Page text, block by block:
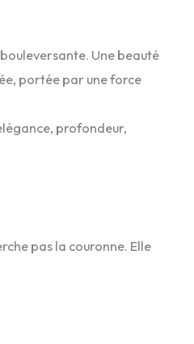
Une beauté
portée par une force
profondeur,
pas la couronne. Elle